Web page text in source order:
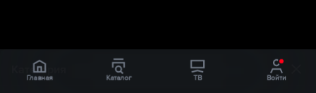
Категория
Главная Каталог ТВ Войти